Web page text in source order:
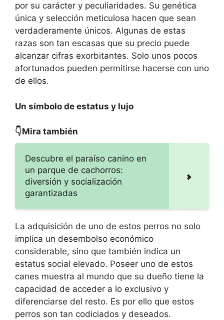
por su carácter y peculiaridades. Su genética
única y selección meticulosa hacen que sean
verdaderamente únicos. Algunas de estas
razas son tan escasas que su precio puede
alcanzar cifras exorbitantes. Solo unos pocos
afortunados pueden permitirse hacerse con uno
de ellos.
Un símbolo de estatus y lujo
👇Mira también
Descubre el paraíso canino en
un parque de cachorros:
diversión y socialización
garantizadas
La adquisición de uno de estos perros no solo
implica un desembolso económico
considerable, sino que también indica un
estatus social elevado. Poseer uno de estos
canes muestra al mundo que su dueño tiene la
capacidad de acceder a lo exclusivo y
diferenciarse del resto. Es por ello que estos
perros son tan codiciados y deseados.